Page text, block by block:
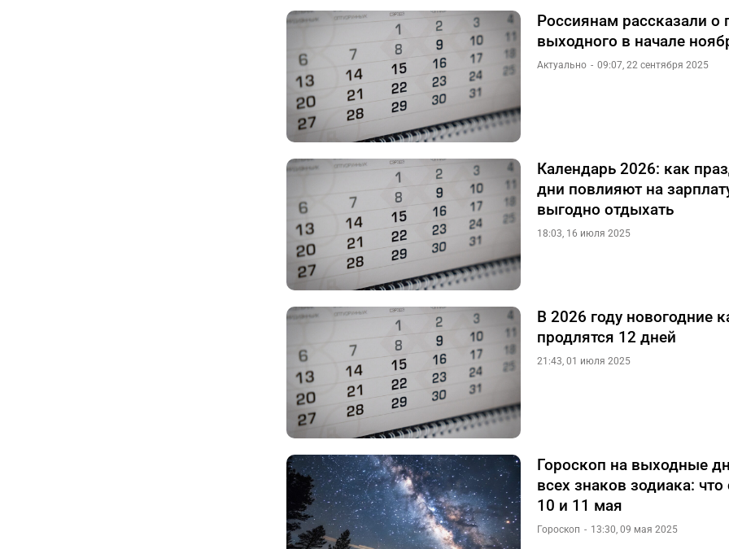
Россиянам рассказали о
выходного в начале
Актуально 09:07, 22 сентября 2025
Календарь 2026: как
дни повлияют на
выгодно отдыхать
18:03, 16 июля 2025
В 2026 году новогодние
продлятся 12 дней
21:43, 01 июля 2025
Гороскоп на выходные
всех знаков зодиака: что
10 и 11 мая
Гороскоп 13:30, 09 мая 2025